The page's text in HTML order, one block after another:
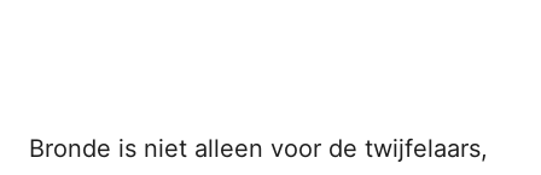
Bronde is niet alleen voor de twijfelaars,